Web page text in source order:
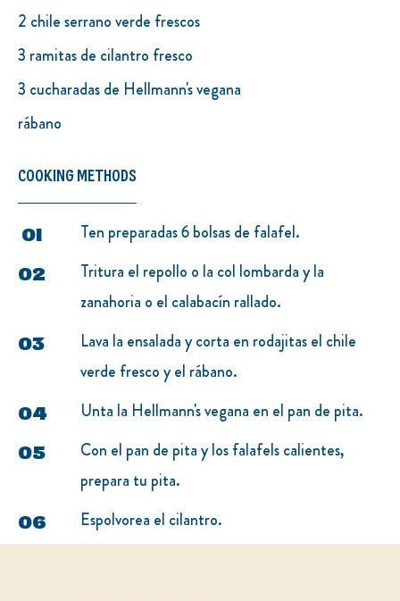
2 chile serrano verde frescos
3 ramitas de cilantro fresco
3 cucharadas de Hellmann's vegana
rábano
COOKING METHODS
Ten preparadas 6 bolsas de falafel.
Tritura el repollo o la col lombarda y la
zanahoria o el calabacín rallado.
Lava la ensalada y corta en rodajitas el chile
verde fresco y el rábano.
Unta la Hellmann's vegana en el pan de pita.
Con el pan de pita y los falafels calientes,
prepara tu pita.
Espolvorea el cilantro.